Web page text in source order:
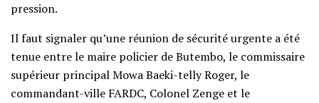
pression.
Il faut signaler qu’une réunion de sécurité urgente a été
tenue entre le maire policier de Butembo, le commissaire
supérieur principal Mowa Baeki-telly Roger, le
commandant-ville FARDC, Colonel Zenge et le